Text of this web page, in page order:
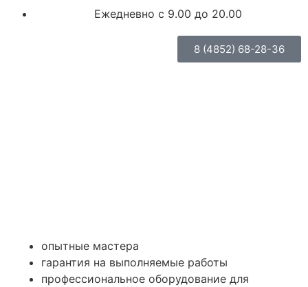
Ежедневно с 9.00 до 20.00
8 (4852) 68-28-36
опытные мастера
гарантия на выполняемые работы
профессиональное оборудование для